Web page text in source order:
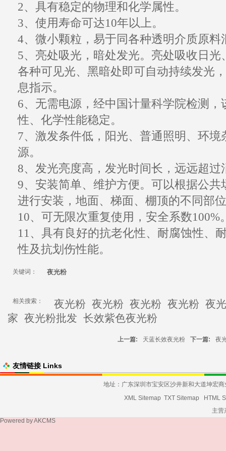
2、具有稳定的物理和化学属性。
3、使用寿命可达10年以上。
4、微小颗粒，易于同各种透明介质原料
5、亮处吸光 ，暗处发光。亮处吸收日
各种可见光、黑暗处即可自动持续发光
息指示。
6、无需电源，经中国计量科学院检测，
性、化学性能稳定。
7、激发条件低，阳光、普通照明、环
源。
8、发光亮度高，发光时间长，远远超
9、安装简单、维护方便。可以根据公
进行安装，地面、梯面、棚顶的不同部
10、可无限次重复使用，安全系数100%
11、具有良好的抗老化性、 耐腐蚀性、
性及抗划伤性能。
关键词： 夜光粉
相关搜索： 夜光粉 夜光粉 夜光粉 夜光粉 夜
家 夜光粉批发 长效紫色夜光粉
上一篇: 天蓝长效夜光粉 下一篇: 夜
友情链接 Links
地址：广东深圳市宝安区沙井新和大道坤
XML Sitemap TXT Sitemap
HTML
主营
Powered byAKCMS